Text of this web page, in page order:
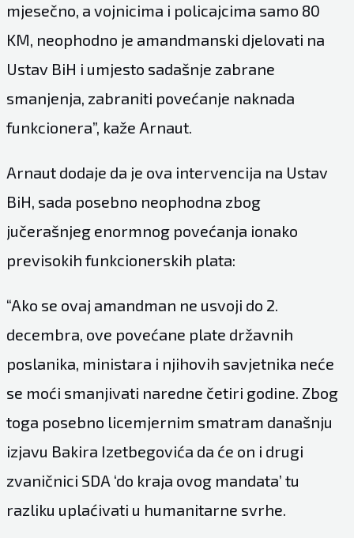
mjesečno, a vojnicima i policajcima samo 80
KM, neophodno je amandmanski djelovati na
Ustav BiH i umjesto sadašnje zabrane
smanjenja, zabraniti povećanje naknada
funkcionera”, kaže Arnaut.
Arnaut dodaje da je ova intervencija na Ustav
BiH, sada posebno neophodna zbog
jučerašnjeg enormnog povećanja ionako
previsokih funkcionerskih plata:
“Ako se ovaj amandman ne usvoji do 2.
decembra, ove povećane plate državnih
poslanika, ministara i njihovih savjetnika neće
se moći smanjivati naredne četiri godine. Zbog
toga posebno licemjernim smatram današnju
izjavu Bakira Izetbegovića da će on i drugi
zvaničnici SDA ‘do kraja ovog mandata’ tu
razliku uplaćivati u humanitarne svrhe.